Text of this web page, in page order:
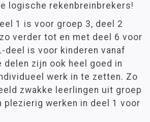
logische rekenbreinbrekers!
1 is voor groep 3, deel 2
verder tot en met deel 6 voor
deel is voor kinderen vanaf
delen zijn ook heel goed in
werk in te zetten. Zo
zwakke leerlingen uit groep
plezierig werken in deel 1 voor